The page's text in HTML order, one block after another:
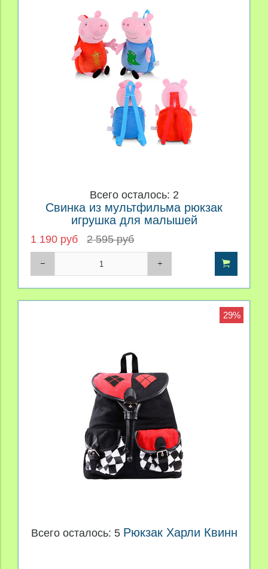
Всего осталось: 2
Свинка из мультфильма рюкзак
игрушка для малышей
1 190 руб 2 595 руб
29%
Всего осталось: 5 Рюкзак Харли Квинн